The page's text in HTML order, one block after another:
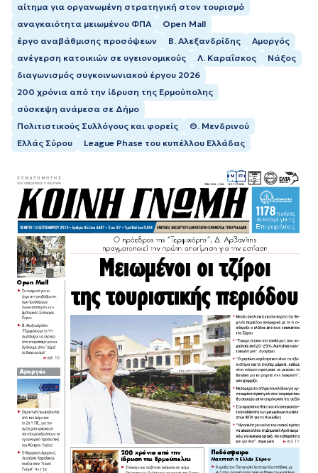
αίτημα για οργανωμένη στρατηγική στον τουρισμό
αναγκαιότητα μειωμένου ΦΠΑ
Open Mall
έργο αναβάθμισης προσόψεων
Β. Αλεξανδρίδης
Αμοργός
ανέγερση κατοικιών σε υγειονομικούς
Λ. Καραΐσκος
Νάξος
διαγωνισμός συγκοινωνιακού έργου 2026
200 χρόνια από την ίδρυση της Ερμούπολης
σύσκεψη ανάμεσα σε Δήμο
Πολιτιστικούς Συλλόγους και φορείς
Θ. Μενδρινού
Ελλάς Σύρου
League Phase του κυπέλλου Ελλάδας